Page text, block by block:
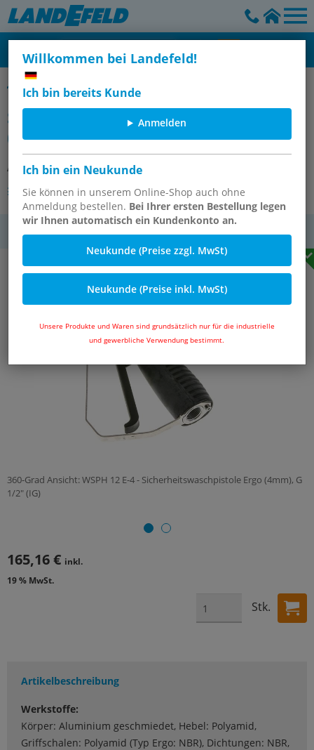
Willkommen bei Landefeld!
Ich bin bereits Kunde
Anmelden
Ich bin ein Neukunde
Sie können in unserem Online-Shop auch ohne
Anmeldung bestellen. Bei Ihrer ersten Bestellung legen
wir Ihnen automatisch ein Kundenkonto an.
Neukunde (Preise zzgl. MwSt)
Neukunde (Preise inkl. MwSt)
Unsere Produkte und Waren sind grundsätzlich nur für die industrielle
und gewerbliche Verwendung bestimmt.
Sicherheits-Waschpistolen / Kühlmittel-Spülpistolen, 40 bar
Sicherheitswaschpistole Ergo
(4mm), G 1/2" (IG)
Artikelnummer: WSPH 12 E-4
Andere Varianten des Artikels
MwSt.
360-Grad Ansicht: WSPH 12 E-4 - Sicherheitswaschpistole Ergo (4mm), G
1/2" (IG)
165,16 € inkl.
19 % MwSt.
Stk.
Artikelbeschreibung
Werkstoffe:
Körper: Aluminium geschmiedet, Hebel: Polyamid,
Griffschalen: Polyamid (Typ Ergo: NBR), Dichtungen: NBR,